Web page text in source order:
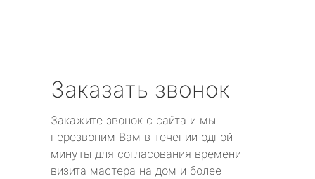
Заказать звонок
Закажите звонок с сайта и мы
перезвоним Вам в течении одной
минуты для согласования времени
визита мастера на дом и более